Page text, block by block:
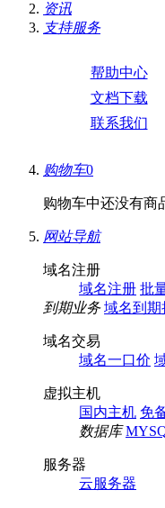
资讯
支持服务
帮助中心
文档下载
联系我们
购物车0
购物车中还没有商
网站导航
域名注册
域名注册 批
到期业务 域名到期
域名交易
域名一口价
虚拟主机
国内主机 免
数据库
服务器
云服务器